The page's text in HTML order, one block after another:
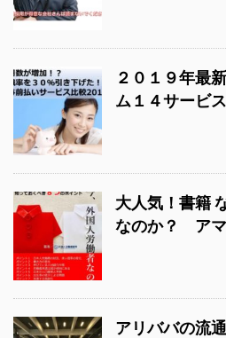
２０１９年最
ム１４サービ
大人気！書籍
なのか？ ア
アリババの流